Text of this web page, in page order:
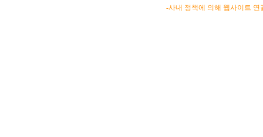
-사내 정책에 의해 웹사이트